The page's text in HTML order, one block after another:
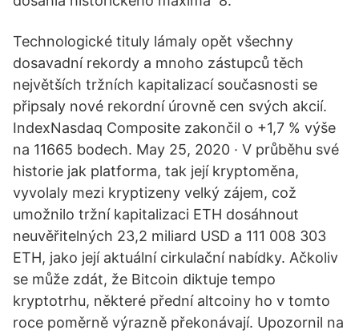
Technologické tituly lámaly opět všechny
dosavadní rekordy a mnoho zástupců těch
největších tržních kapitalizací současnosti se
připsaly nové rekordní úrovně cen svých akcií.
IndexNasdaq Composite zakončil o +1,7 % výše
na 11665 bodech. May 25, 2020 · V průběhu své
historie jak platforma, tak její kryptoměna,
vyvolaly mezi kryptizeny velký zájem, což
umožnilo tržní kapitalizaci ETH dosáhnout
neuvěřitelných 23,2 miliard USD a 111 008 303
ETH, jako její aktuální cirkulační nabídky. Ačkoliv
se může zdát, že Bitcoin diktuje tempo
kryptotrhu, některé přední altcoiny ho v tomto
roce poměrně výrazně překonávají. Upozornil na